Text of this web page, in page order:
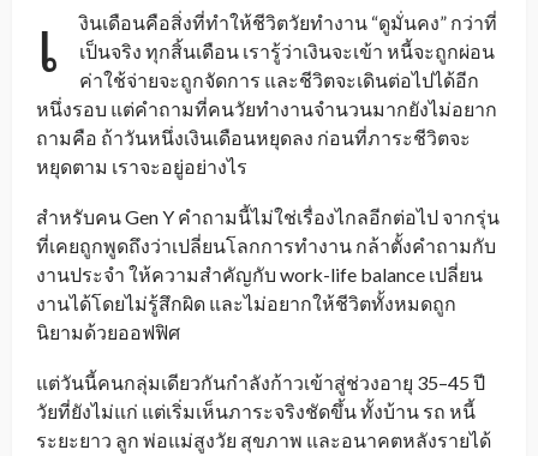
เ
งินเดือนคือสิ่งที่ทำให้ชีวิตวัยทำงาน “ดูมั่นคง” กว่าที่
เป็นจริง ทุกสิ้นเดือน เรารู้ว่าเงินจะเข้า หนี้จะถูกผ่อน
ค่าใช้จ่ายจะถูกจัดการ และชีวิตจะเดินต่อไปได้อีก
หนึ่งรอบ แต่คำถามที่คนวัยทำงานจำนวนมากยังไม่อยาก
ถามคือ ถ้าวันหนึ่งเงินเดือนหยุดลง ก่อนที่ภาระชีวิตจะ
หยุดตาม เราจะอยู่อย่างไร
สำหรับคน Gen Y คำถามนี้ไม่ใช่เรื่องไกลอีกต่อไป จากรุ่น
ที่เคยถูกพูดถึงว่าเปลี่ยนโลกการทำงาน กล้าตั้งคำถามกับ
งานประจำ ให้ความสำคัญกับ work-life balance เปลี่ยน
งานได้โดยไม่รู้สึกผิด และไม่อยากให้ชีวิตทั้งหมดถูก
นิยามด้วยออฟฟิศ
แต่วันนี้คนกลุ่มเดียวกันกำลังก้าวเข้าสู่ช่วงอายุ 35–45 ปี
วัยที่ยังไม่แก่ แต่เริ่มเห็นภาระจริงชัดขึ้น ทั้งบ้าน รถ หนี้
ระยะยาว ลูก พ่อแม่สูงวัย สุขภาพ และอนาคตหลังรายได้